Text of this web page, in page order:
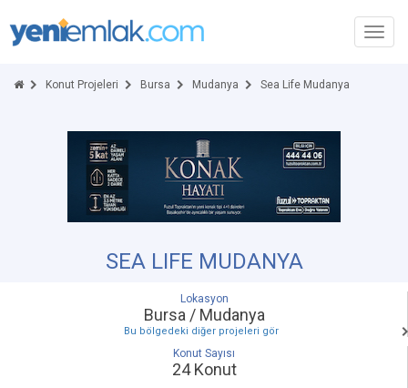
Konut Projeleri Bursa Mudanya Sea Life Mudanya
SEA LIFE MUDANYA
Lokasyon
Bursa / Mudanya
Bu bölgedeki diğer projeleri gör
Konut Sayısı
24 Konut